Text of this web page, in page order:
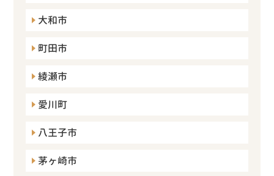
大和市
町田市
綾瀬市
愛川町
八王子市
茅ヶ崎市